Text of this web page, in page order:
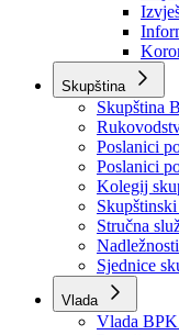
Skupština
Skupština
Poslanici
Poslanici
Kolegij
Stručna
Nadležnosti
Sjednice